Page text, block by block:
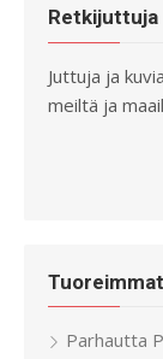
Retkijuttuja
Juttuja ja
meiltä ja
Tuoreimmat
Parhautta